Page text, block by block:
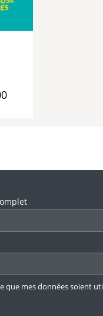
ce champ vide.
que mes données soient